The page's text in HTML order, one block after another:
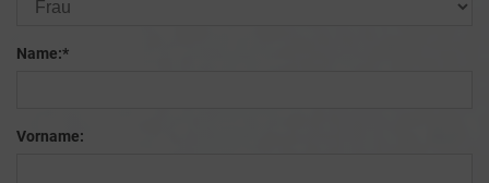
Name:*
Vorname: